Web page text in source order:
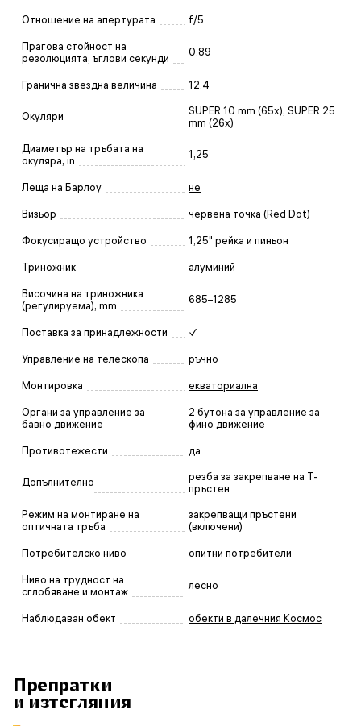
Отношение на апертурата f/5
Прагова стойност на
резолюцията, ъглови секунди
0.89
Гранична звездна величина 12.4
Окуляри
SUPER 10 mm (65x), SUPER 25
mm (26x)
Диаметър на тръбата на
окуляра, in
1,25
Леща на Барлоу не
Визьор червена точка (Red Dot)
Фокусиращо устройство 1,25" рейка и пиньон
Триножник алуминий
Височина на триножника
(регулируема), mm
685–1285
Поставка за принадлежности ✓
Управление на телескопа ръчно
Монтировка екваториална
Органи за управление за
бавно движение
2 бутона за управление за
фино движение
Противотежести да
Допълнително
резба за закрепване на Т-
пръстен
Режим на монтиране на
оптичната тръба
закрепващи пръстени
(включени)
Потребителско ниво опитни потребители
Ниво на трудност на
сглобяване и монтаж
лесно
Наблюдаван обект обекти в далечния Космос
Препратки
и изтегляния